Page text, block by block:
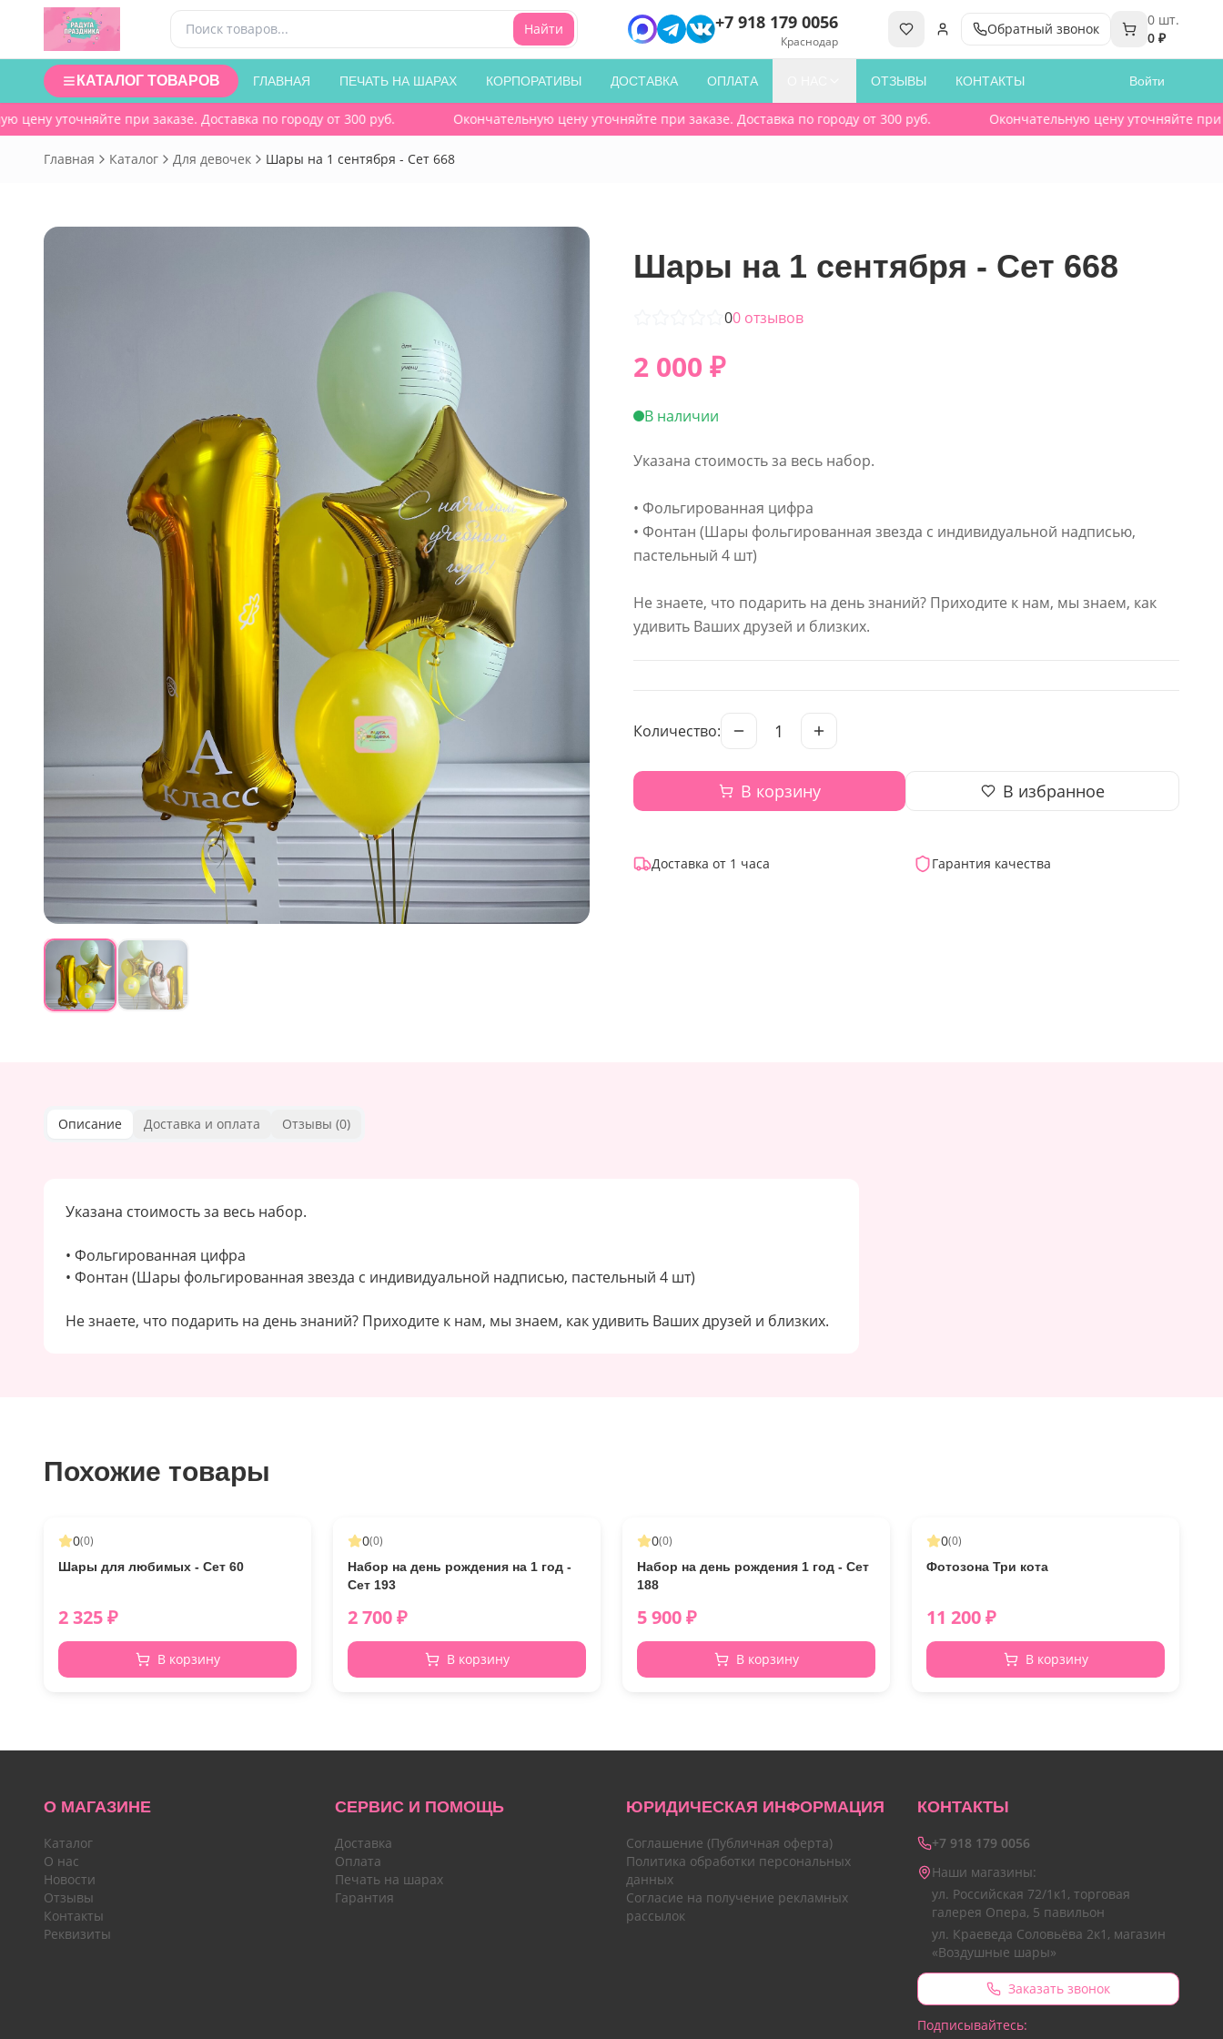
Найти +7 918 179 0056
Краснодар
Обратный звонок
0 шт.
0 ₽
КАТАЛОГ ТОВАРОВ ГЛАВНАЯ ПЕЧАТЬ НА ШАРАХ КОРПОРАТИВЫ ДОСТАВКА ОПЛАТА ОТЗЫВЫ КОНТАКТЫ Войти
уточняйте при заказе. Доставка по городу от 300 руб. Окончательную цену уточняйте при заказе. Доставка по городу от 300 руб. Окончательную цену уточняйте при
Главная Каталог Для девочек Шары на 1 сентября - Сет 668
Шары на 1 сентября - Сет 668
00 отзывов
2 000 ₽
В наличии
Указана стоимость за весь набор.
• Фольгированная цифра
• Фонтан (Шары фольгированная звезда с индивидуальной надписью,
пастельный 4 шт)
Не знаете, что подарить на день знаний? Приходите к нам, мы знаем, как
удивить Ваших друзей и близких.
Количество: 1
В корзину В избранное
Доставка от 1 часа Гарантия качества
Описание Доставка и оплата Отзывы (0)
Указана стоимость за весь набор.
• Фольгированная цифра
• Фонтан (Шары фольгированная звезда с индивидуальной надписью, пастельный 4 шт)
Не знаете, что подарить на день знаний? Приходите к нам, мы знаем, как удивить Ваших друзей и близких.
Похожие товары
0(0)
Шары для любимых - Сет 60
2 325₽
В корзину
0(0)
Набор на день рождения на 1 год -
Сет 193
2 700₽
В корзину
0(0)
Набор на день рождения 1 год - Сет
188
5 900₽
В корзину
0(0)
Фотозона Три кота
11 200₽
В корзину
О МАГАЗИНЕ
Каталог
О нас
Новости
Отзывы
Контакты
Реквизиты
СЕРВИС И ПОМОЩЬ
Доставка
Оплата
Печать на шарах
Гарантия
ЮРИДИЧЕСКАЯ ИНФОРМАЦИЯ
Соглашение (Публичная оферта)
Политика обработки персональных
данных
Согласие на получение рекламных
рассылок
КОНТАКТЫ
+7 918 179 0056
Наши магазины:
ул. Российская 72/1к1, торговая
галерея Опера, 5 павильон
ул. Краеведа Соловьёва 2к1, магазин
«Воздушные шары»
Заказать звонок
Подписывайтесь: